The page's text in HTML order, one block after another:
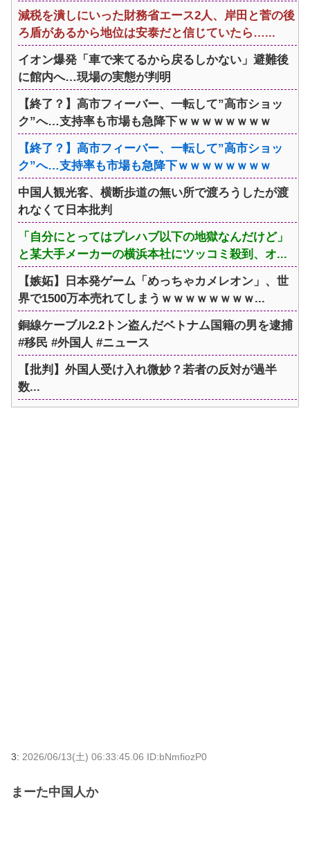
減税を潰しにいった財務省エース2人、岸田と菅の後
ろ盾があるから地位は安泰だと信じていたら…...
イオン爆発「車で来てるから戻るしかない」避難後
に館内へ…現場の実態が判明
【終了？】高市フィーバー、一転して”高市ショッ
ク”へ…支持率も市場も急降下ｗｗｗｗｗｗｗｗ
【終了？】高市フィーバー、一転して”高市ショッ
ク”へ…支持率も市場も急降下ｗｗｗｗｗｗｗｗ
中国人観光客、横断歩道の無い所で渡ろうしたが渡
れなくて日本批判
「自分にとってはプレハブ以下の地獄なんだけど」
と某大手メーカーの横浜本社にツッコミ殺到、オ...
【嫉妬】日本発ゲーム「めっちゃカメレオン」、世
界で1500万本売れてしまうｗｗｗｗｗｗｗｗ...
銅線ケーブル2.2トン盗んだベトナム国籍の男を逮捕
#移民 #外国人 #ニュース
【批判】外国人受け入れ微妙？若者の反対が過半
数...
3: 2026/06/13(土) 06:33:45.06 ID:bNmfiozP0
まーた中国人か